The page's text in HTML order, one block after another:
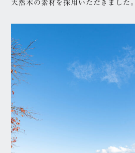
天然木の素材を採用いただきました。